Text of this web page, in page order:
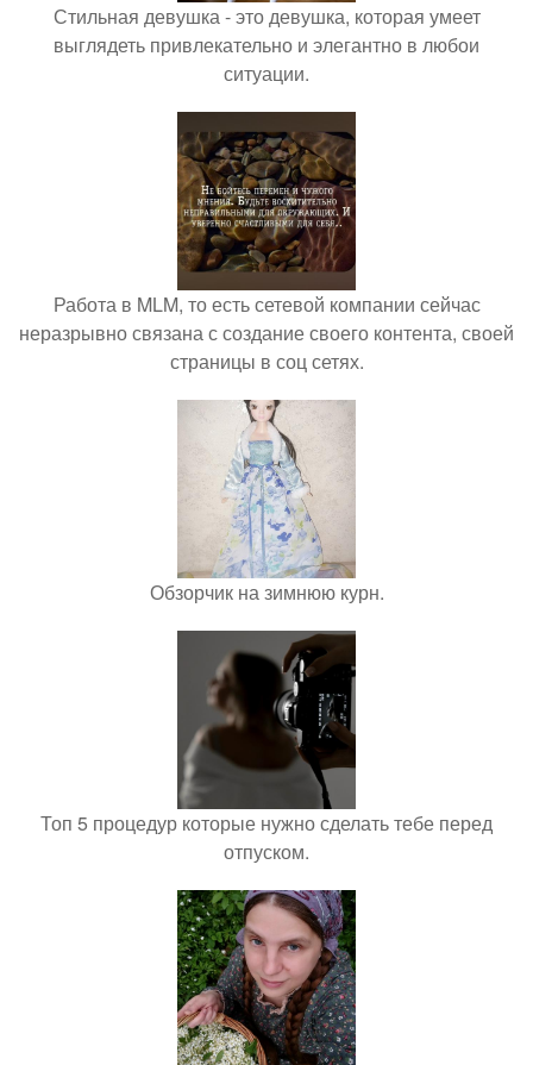
Стильная девушка - это девушка, которая умеет
выглядеть привлекательно и элегантно в любои
ситуации.
Работа в MLM, то есть сетевой компании сейчас
неразрывно связана с создание своего контента, своей
страницы в соц сетях.
Обзорчик на зимнюю курн.
Топ 5 процедур которые нужно сделать тебе перед
отпуском.